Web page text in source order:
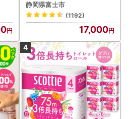
てのご要望は、応援メッセージ欄
します。
1-012]
静岡県富士市
(1192)
17,000